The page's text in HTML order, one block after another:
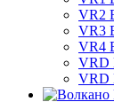
VR2
VR3
VR4
VRD
VRD